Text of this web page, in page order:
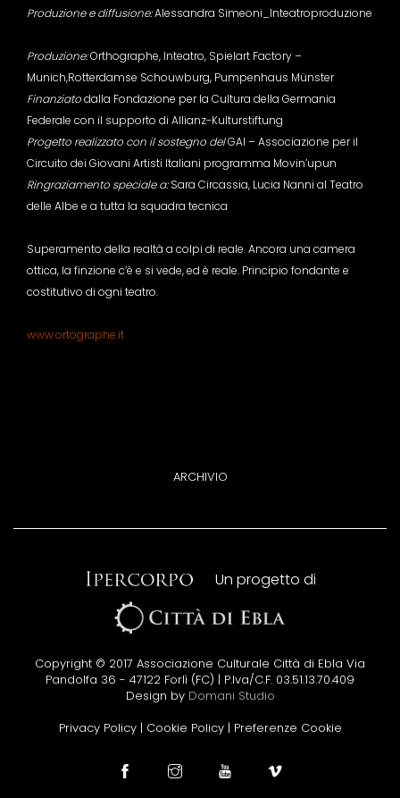
Produzione e diffusione:Alessandra Simeoni_Inteatroproduzione
Produzione:Orthographe, Inteatro, Spielart Factory –
Munich,Rotterdamse Schouwburg, Pumpenhaus Münster
Finanziatodalla Fondazione per la Cultura della Germania
Federale con il supporto di Allianz-Kulturstiftung
Progetto realizzato con il sostegno delGAI – Associazione per il
Circuito dei Giovani Artisti Italiani programma Movin’upun
Ringraziamento speciale a:Sara Circassia, Lucia Nanni al Teatro
delle Albe e a tutta la squadra tecnica
Superamento della realtà a colpi di reale. Ancora una camera
ottica, la finzione c’è e si vede, ed è reale. Principio fondante e
costitutivo di ogni teatro.
www.ortographe.it
ARCHIVIO
Un progetto di
Copyright © 2017 Associazione Culturale Città di Ebla Via
Pandolfa 36 - 47122 Forlì (FC) | P.Iva/C.F. 03.51.13.70.409
Design by Domani Studio
Privacy Policy| Cookie Policy| Preferenze Cookie